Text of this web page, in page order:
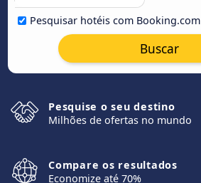
Pesquisar hotéis com Booking.com
Buscar
Pesquise o seu destino
Milhões de ofertas no mundo
Compare os resultados
Economize até 70%